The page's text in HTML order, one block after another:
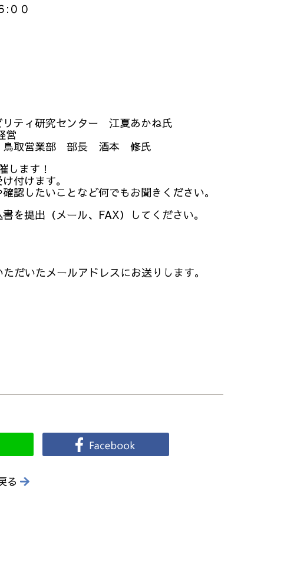
００
研究センター 江夏あかね氏
営
営業部 部長 酒本 修氏
ます！
けます。
いことなど何でもお聞きください。
提出（メール、FAX）してください。
だいたメールアドレスにお送りします。
る